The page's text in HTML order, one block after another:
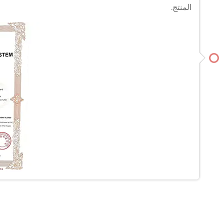
المنتج.